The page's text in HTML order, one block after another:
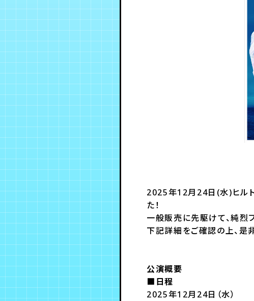
2025年12月24日(水)ヒルト
た！
一般販売に先駆けて、純烈
下記詳細をご確認の上、是
公演概要
■日程
2025年12月24日（水）